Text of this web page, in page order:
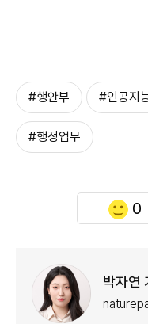
#행안부 #인공지
#행정업무
0
박자연